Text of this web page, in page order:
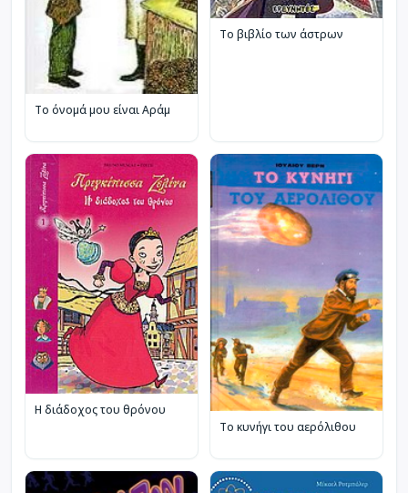
Το όνομά μου είναι Αράμ
Το βιβλίο των άστρων
Η διάδοχος του θρόνου
Το κυνήγι του αερόλιθου